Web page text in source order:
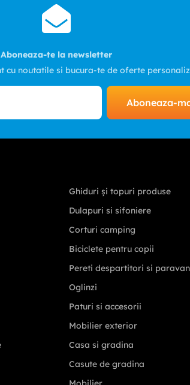
Juliana - Rama foto
Ghiduri și topuri produse
Dulapuri si sifoniere
Corturi camping
Biciclete pentru copii
Pereti despartitori si paravane
Oglinzi